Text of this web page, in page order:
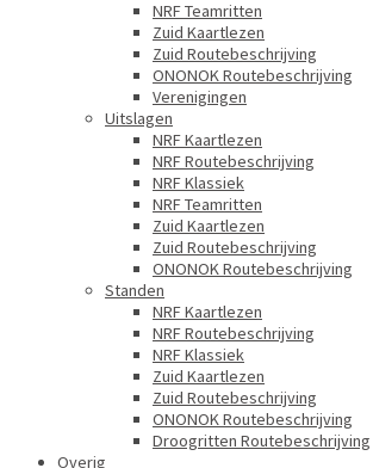
NRF Teamritten
Zuid Kaartlezen
Zuid Routebeschrijving
ONONOK Routebeschrijving
Verenigingen
Uitslagen
NRF Kaartlezen
NRF Routebeschrijving
NRF Klassiek
NRF Teamritten
Zuid Kaartlezen
Zuid Routebeschrijving
ONONOK Routebeschrijving
Standen
NRF Kaartlezen
NRF Routebeschrijving
NRF Klassiek
Zuid Kaartlezen
Zuid Routebeschrijving
ONONOK Routebeschrijving
Droogritten Routebeschrijving
Overig